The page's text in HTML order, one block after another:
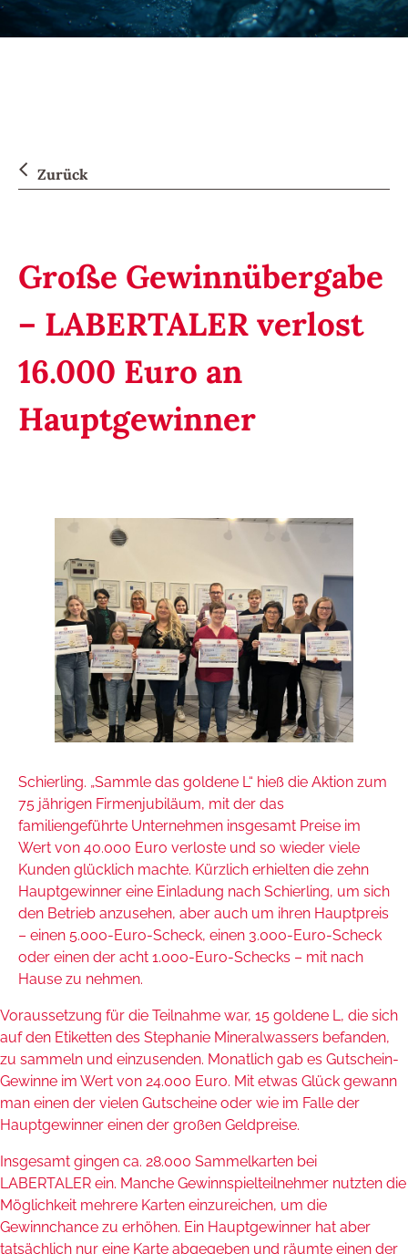
Zurück
Große Gewinnübergabe
– LABERTALER verlost
16.000 Euro an
Hauptgewinner
Schierling. „Sammle das goldene L“ hieß die Aktion zum
75 jährigen Firmenjubiläum, mit der das
familiengeführte Unternehmen insgesamt Preise im
Wert von 40.000 Euro verloste und so wieder viele
Kunden glücklich machte. Kürzlich erhielten die zehn
Hauptgewinner eine Einladung nach Schierling, um sich
den Betrieb anzusehen, aber auch um ihren Hauptpreis
– einen 5.000-Euro-Scheck, einen 3.000-Euro-Scheck
oder einen der acht 1.000-Euro-Schecks – mit nach
Hause zu nehmen.
Voraussetzung für die Teilnahme war, 15 goldene L, die sich
auf den Etiketten des Stephanie Mineralwassers befanden,
zu sammeln und einzusenden. Monatlich gab es Gutschein-
Gewinne im Wert von 24.000 Euro. Mit etwas Glück gewann
man einen der vielen Gutscheine oder wie im Falle der
Hauptgewinner einen der großen Geldpreise.
Insgesamt gingen ca. 28.000 Sammelkarten bei
LABERTALER ein. Manche Gewinnspielteilnehmer nutzten die
Möglichkeit mehrere Karten einzureichen, um die
Gewinnchance zu erhöhen. Ein Hauptgewinner hat aber
tatsächlich nur eine Karte abgegeben und räumte einen der